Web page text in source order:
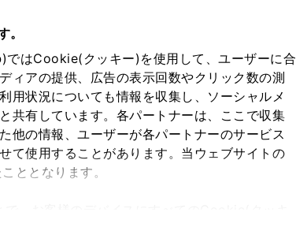
)ではCookie(クッキー)を使用して、ユーザーに合
ィアの提供、広告の表示回数やクリック数の測
用状況についても情報を収集し、ソーシャルメ
共有しています。各パートナーは、ここで収集
他の情報、ユーザーが各パートナーのサービス
て使用することがあります。当ウェブサイトの
ととなります。